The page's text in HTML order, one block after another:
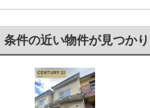
条件の近い物件が見つか